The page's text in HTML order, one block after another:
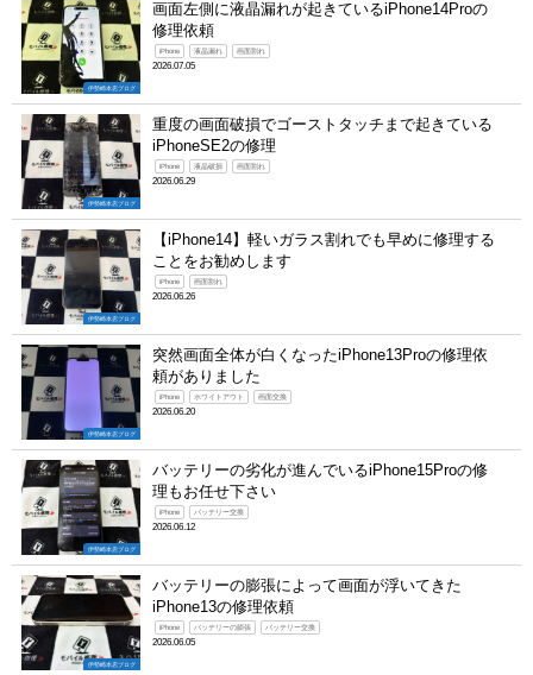
伊勢崎本店ブログ
画面左側に液晶漏れが起きているiPhone14Proの
修理依頼
iPhone 液晶漏れ 画面割れ
2026.07.05
伊勢崎本店ブログ
重度の画面破損でゴーストタッチまで起きている
iPhoneSE2の修理
iPhone 液晶破損 画面割れ
2026.06.29
伊勢崎本店ブログ
【iPhone14】軽いガラス割れでも早めに修理する
ことをお勧めします
iPhone 画面割れ
2026.06.26
伊勢崎本店ブログ
突然画面全体が白くなったiPhone13Proの修理依
頼がありました
iPhone ホワイトアウト 画面交換
2026.06.20
伊勢崎本店ブログ
バッテリーの劣化が進んでいるiPhone15Proの修
理もお任せ下さい
iPhone バッテリー交換
2026.06.12
伊勢崎本店ブログ
バッテリーの膨張によって画面が浮いてきた
iPhone13の修理依頼
iPhone バッテリーの膨張 バッテリー交換
2026.06.05